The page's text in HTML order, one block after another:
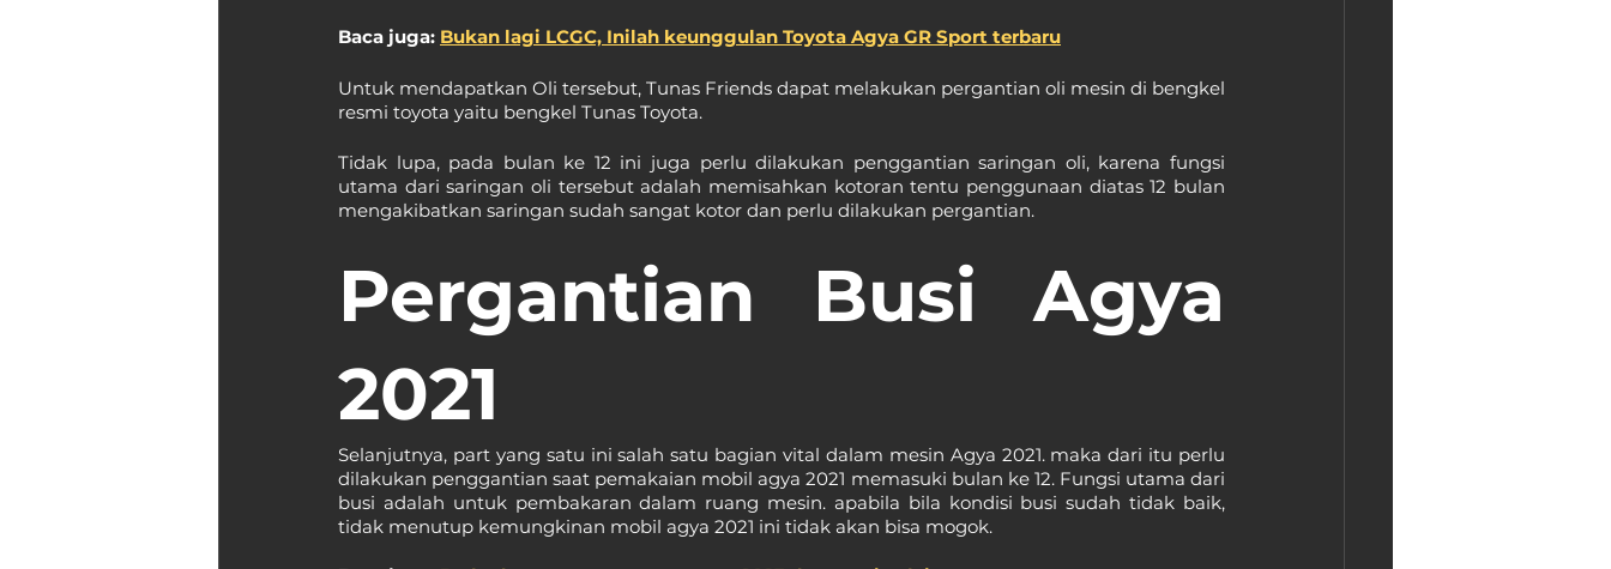
Baca juga: Bukan lagi LCGC, Inilah keunggulan Toyota Agya GR Sport terbaru
Untuk mendapatkan Oli tersebut, Tunas Friends dapat melakukan pergantian oli mesin di bengkel
resmi toyota yaitu bengkel Tunas Toyota.
Tidak lupa, pada bulan ke 12 ini juga perlu dilakukan penggantian saringan oli, karena fungsi
utama dari saringan oli tersebut adalah memisahkan kotoran tentu penggunaan diatas 12 bulan
mengakibatkan saringan sudah sangat kotor dan perlu dilakukan pergantian.
Pergantian Busi Agya
2021
Selanjutnya, part yang satu ini salah satu bagian vital dalam mesin Agya 2021. maka dari itu perlu
dilakukan penggantian saat pemakaian mobil agya 2021 memasuki bulan ke 12. Fungsi utama dari
busi adalah untuk pembakaran dalam ruang mesin. apabila bila kondisi busi sudah tidak baik,
tidak menutup kemungkinan mobil agya 2021 ini tidak akan bisa mogok.